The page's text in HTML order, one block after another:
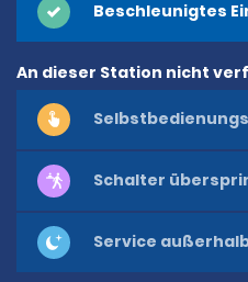
Beschleunigtes
An dieser Station nicht
Schalter
Service